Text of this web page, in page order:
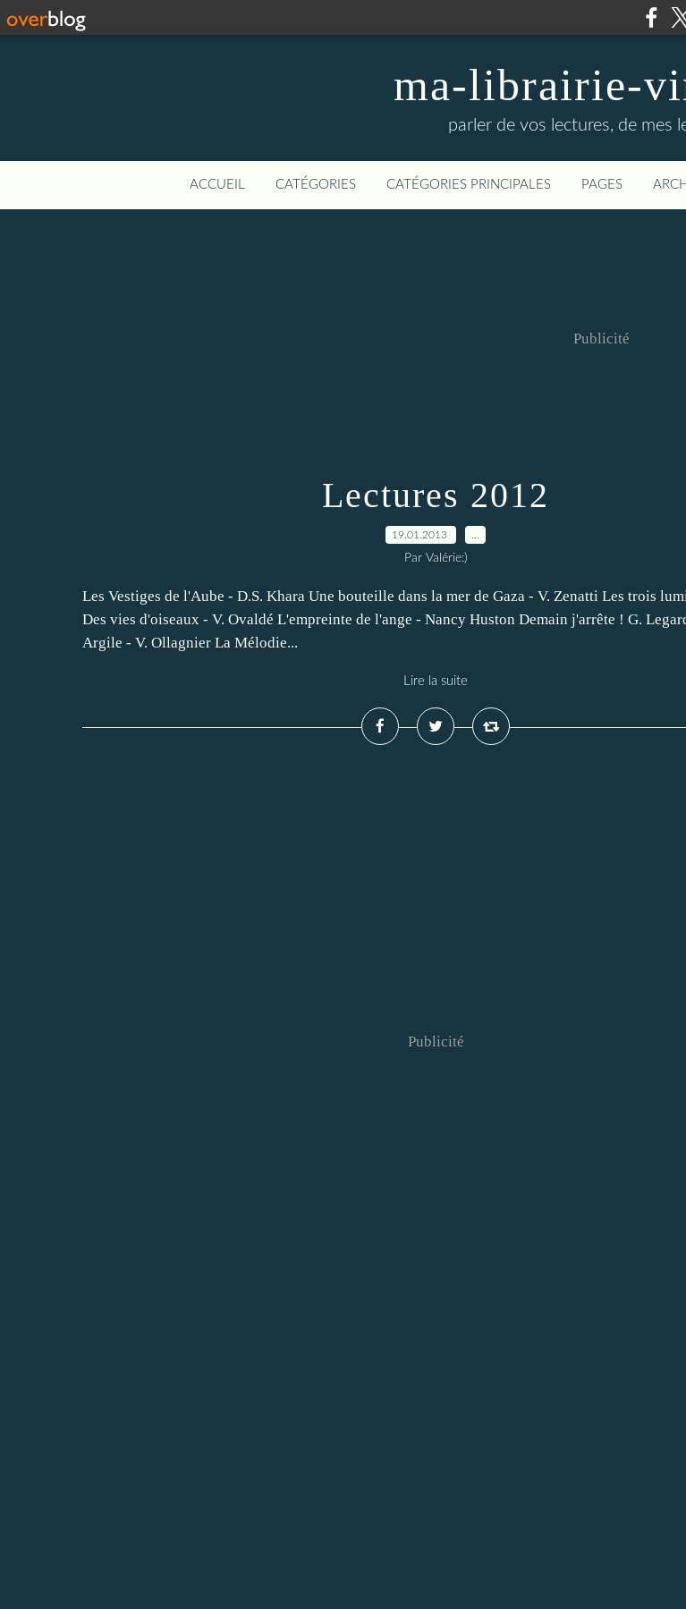
ma-librairie-
parler de vos lectures, de mes
ACCUEIL CATÉGORIES CATÉGORIES PRINCIPALES PAGES
Publicité
Lectures 2012
19.01.2013
Par Valérie:)
Les Vestiges de l'Aube - D.S. Khara Une bouteille dans la mer de Gaza - V. Zenatti Les trois
Des vies d'oiseaux - V. Ovaldé L'empreinte de l'ange - Nancy Huston Demain j'arrête ! G.
Argile - V. Ollagnier La Mélodie...
Lire la suite
Publicité